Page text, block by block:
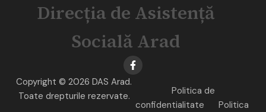
Direcția de Asistență
Socială Arad
Copyright © 2026 DAS Arad.
Toate drepturile rezervate.
Politica de
confidentialitate
Politica